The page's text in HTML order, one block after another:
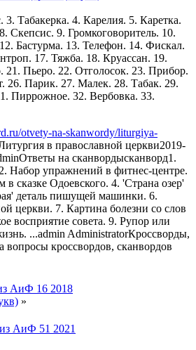
Табакерка. 4. Карелия. 5. Каретка.
Скепсис. 9. Громкоговоритель. 10.
Бастурма. 13. Телефон. 14. Фискал.
17. Тяжба. 18. Круассан. 19.
21. Пьеро. 22. Отголосок. 23. Прибор.
26. Парик. 27. Малек. 28. Табак. 29.
Пиррожное. 32. Вербовка. 33.
otvety-na-skanwordy/liturgiya-
в православной церкви2019-
Ответы на сканвордысканворд1.
Набор упражнений в фитнес-центре.
в сказке Одоевского. 4. 'Страна озер'
деталь пишущей машинки. 6.
церкви. 7. Картина болезни со слов
восприятие совета. 9. Рупор или
...admin AdministratorКроссворды,
АиФ 16 2018
»